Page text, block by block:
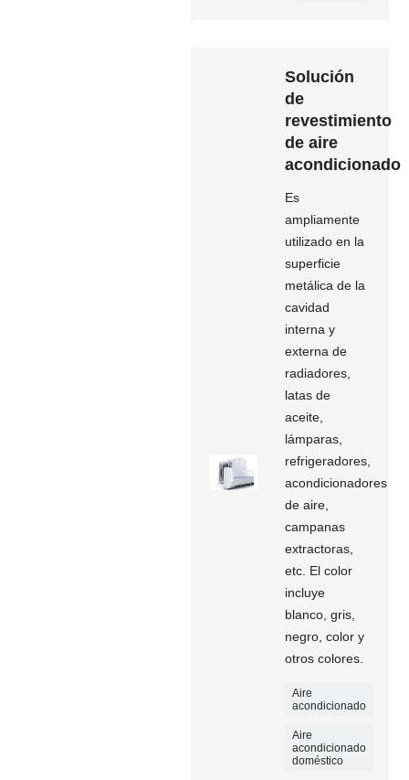
Solución
de
revestimiento
de aire
acondicionado
Es
ampliamente
utilizado en la
superficie
metálica de la
cavidad
interna y
externa de
radiadores,
latas de
aceite,
lámparas,
refrigeradores,
acondicionadores
de aire,
campanas
extractoras,
etc. El color
incluye
blanco, gris,
negro, color y
otros colores.
Aire
acondicionado
Aire
acondicionado
doméstico